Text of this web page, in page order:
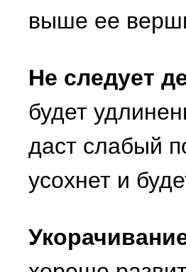
выше ее
Не следует
будет
даст слабый
усохнет и